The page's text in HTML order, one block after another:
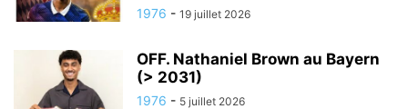
1976 - 19 juillet 2026
OFF. Nathaniel Brown au Bayern
(> 2031)
1976 - 5 juillet 2026